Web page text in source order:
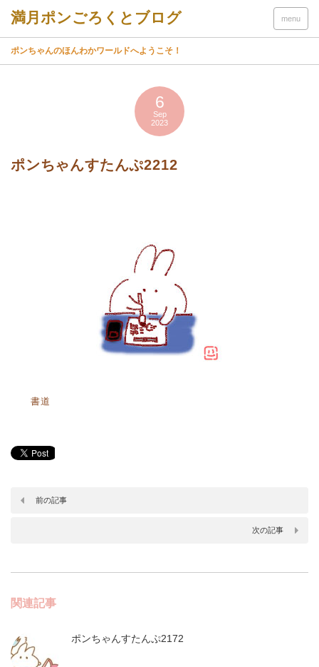
menu
ポンちゃんのほんわかワールドへようこそ！
6
Sep
2023
ポンちゃんすたんぷ2212
書道
前の記事
次の記事
関連記事
ポンちゃんすたんぷ2172